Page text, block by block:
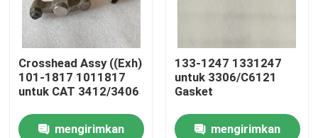
Video
Tentang Kami
Tur Pabrik
Crosshead Assy ((Exh)
101-1817 1011817
untuk CAT 3412/3406
mengirimkan
133-1247 1331247
untuk 3306/C6121
Gasket
mengirimkan